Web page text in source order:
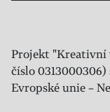
Projekt "Kreativní
číslo
Evropské unie –